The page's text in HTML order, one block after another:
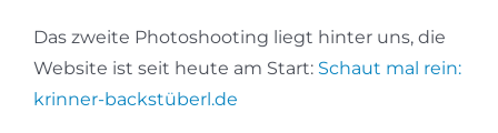
Das zweite Photoshooting liegt hinter uns, die
Website ist seit heute am Start:Schaut mal rein:
krinner-backstüberl.de